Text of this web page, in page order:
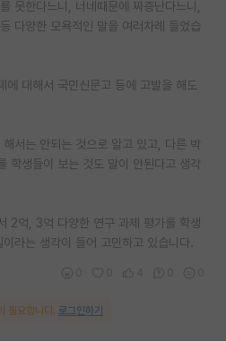
못한다느니, 너네때문에 짜증난다느니,
다양한 모욕적인 말을 여러차례 들었습
에 대해서 국민신문고 등에 고발을 해도
서는 안되는 것으로 알고 있고, 다른 박
학생들이 보는 것도 말이 안된다고 생각
2억, 3억 다양한 연구 과제 평가를 학생
라는 생각이 들어 고민하고 있습니다.
필요합니다. 로그인하기